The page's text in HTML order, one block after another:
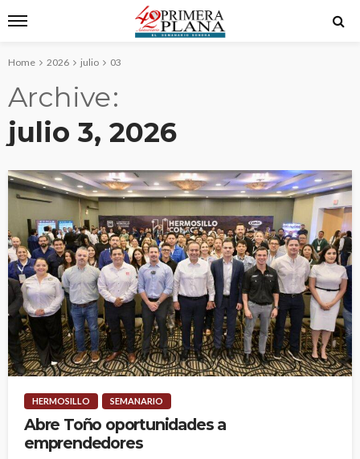
Home 2026 julio 03
Archive
julio 3, 2026
HERMOSILLO SEMANARIO
Abre Toño oportunidades a
emprendedores